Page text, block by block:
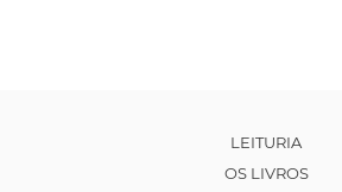
LEITURIA
OS LIVROS